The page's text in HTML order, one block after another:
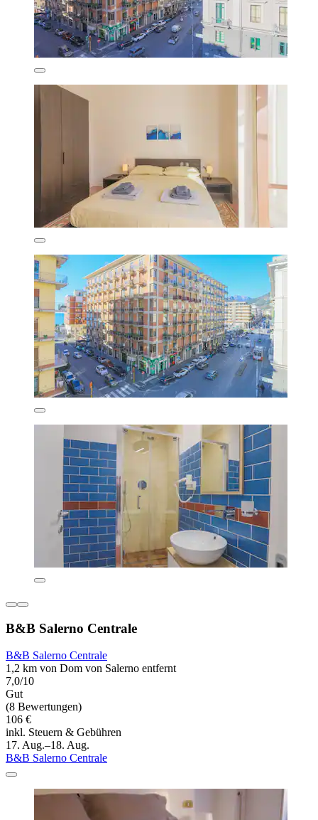
B&B Salerno Centrale
B&B Salerno Centrale
1,2 km von Dom von Salerno entfernt
7,0/10
Gut
(8 Bewertungen)
106 €
inkl. Steuern & Gebühren
17. Aug.–18. Aug.
B&B Salerno Centrale